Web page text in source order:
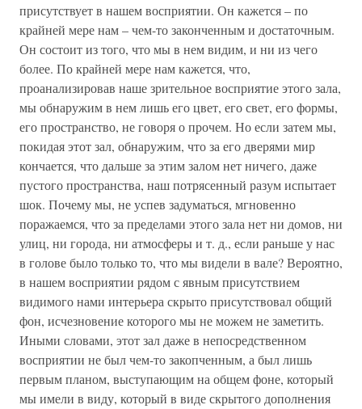
присутствует в нашем восприятии. Он кажется – по
крайней мере нам – чем-то законченным и достаточным.
Он состоит из того, что мы в нем видим, и ни из чего
более. По крайней мере нам кажется, что,
проанализировав наше зрительное восприятие этого зала,
мы обнаружим в нем лишь его цвет, его свет, его формы,
его пространство, не говоря о прочем. Но если затем мы,
покидая этот зал, обнаружим, что за его дверями мир
кончается, что дальше за этим залом нет ничего, даже
пустого пространства, наш потрясенный разум испытает
шок. Почему мы, не успев задуматься, мгновенно
поражаемся, что за пределами этого зала нет ни домов, ни
улиц, ни города, ни атмосферы и т. д., если раньше у нас
в голове было только то, что мы видели в вале? Вероятно,
в нашем восприятии рядом с явным присутствием
видимого нами интерьера скрыто присутствовал общий
фон, исчезновение которого мы не можем не заметить.
Иными словами, этот зал даже в непосредственном
восприятии не был чем-то закопченным, а был лишь
первым планом, выступающим на общем фоне, который
мы имели в виду, который в виде скрытого дополнения